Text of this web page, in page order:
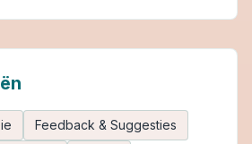
Feedback & Suggesties